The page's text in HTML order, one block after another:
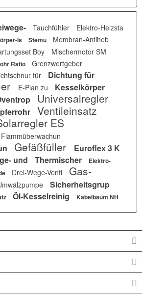
Tauchfühler
Elektro-Heizsta
Is Stemu Membran-Antiheb
Boy Mischermotor SM
Ratio Grenzwertgeber
für Dichtung für
E-Plan zu Kesselkörper
Universalregler
Ventileinsatz
ES
Flammüberwachun
Gefäßfüller Euroflex 3 K
und Thermischer
Elektro-
Drei-Wege-Venti
Gas-
Sicherheitsgrup
Öl-Kesselreinig Kabelbaum NH